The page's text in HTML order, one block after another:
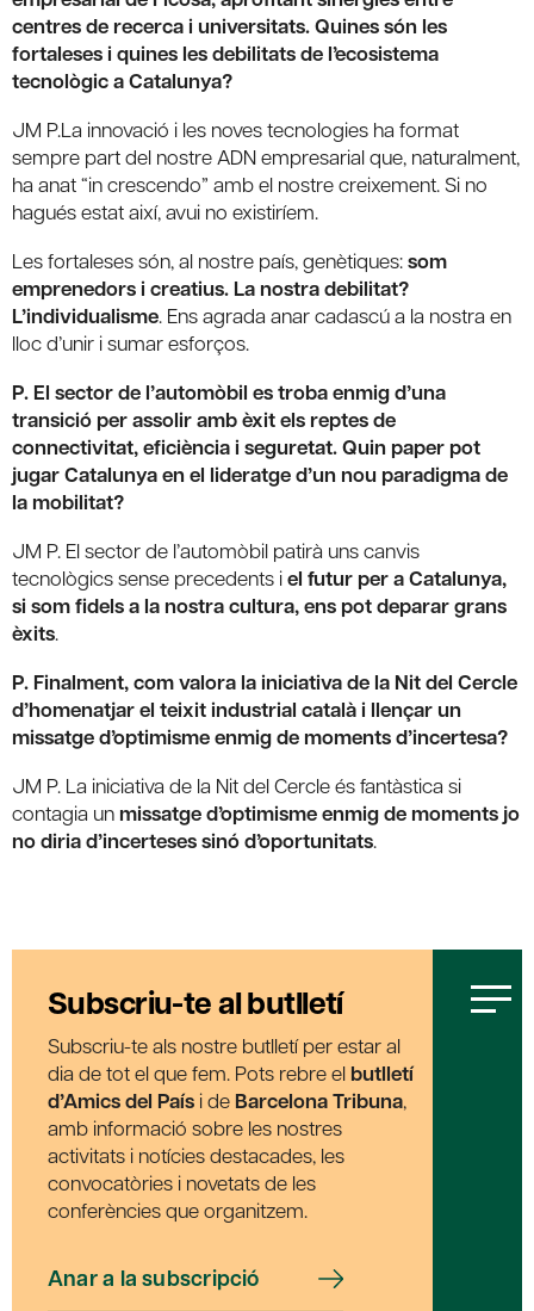
centres de recerca i universitats. Quines són les
fortaleses i quines les debilitats de l’ecosistema
tecnològic a Catalunya?
JM P.La innovació i les noves tecnologies ha format
sempre part del nostre ADN empresarial que, naturalment,
ha anat “in crescendo” amb el nostre creixement. Si no
hagués estat així, avui no existiríem.
Les fortaleses són, al nostre país, genètiques:som
emprenedors i creatius. La nostra debilitat?
L’individualisme. Ens agrada anar cadascú a la nostra en
lloc d’unir i sumar esforços.
P. El sector de l’automòbil es troba enmig d’una
transició per assolir amb èxit els reptes de
connectivitat, eficiència i seguretat. Quin paper pot
jugar Catalunya en el lideratge d’un nou paradigma de
la mobilitat?
JM P. El sector de l’automòbil patirà uns canvis
tecnològics sense precedents iel futur per a Catalunya,
si som fidels a la nostra cultura, ens pot deparar grans
èxits.
P. Finalment, com valora la iniciativa de la Nit del Cercle
d’homenatjar el teixit industrial català i llençar un
missatge d’optimisme enmig de moments d’incertesa?
JM P. La iniciativa de la Nit del Cercle és fantàstica si
contagia un missatge d’optimisme enmig de moments jo
no diria d’incerteses sinó d’oportunitats.
Subscriu-te al butlletí
Subscriu-te als nostre butlletí per estar al
dia de tot el que fem. Pots rebre el butlletí
d’Amics del País i de Barcelona Tribuna,
amb informació sobre les nostres
activitats i notícies destacades, les
convocatòries i novetats de les
conferències que organitzem.
Anar a la subscripció